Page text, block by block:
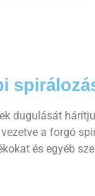
dugulását
a forgó
és egyéb